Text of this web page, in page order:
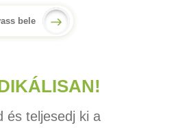
bele
és teljesedj ki a